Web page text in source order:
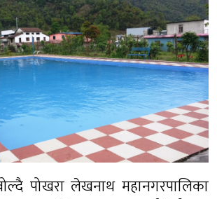
पोखरा लेखनाथ महानगरपालिका